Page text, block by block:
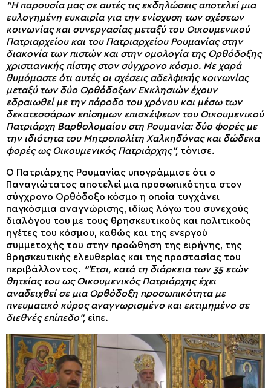
“Η παρουσία μας σε αυτές τις εκδηλώσεις αποτελεί μια
ευλογημένη ευκαιρία για την ενίσχυση των σχέσεων
κοινωνίας και συνεργασίας μεταξύ του Οικουμενικού
Πατριαρχείου και του Πατριαρχείου Ρουμανίας στην
διακονία των πιστών και στην ομολογία της Ορθόδοξης
χριστιανικής πίστης στον σύγχρονο κόσμο. Με χαρά
θυμόμαστε ότι αυτές οι σχέσεις αδελφικής κοινωνίας
μεταξύ των δύο Ορθόδοξων Εκκλησιών έχουν
εδραιωθεί με την πάροδο του χρόνου και μέσω των
δεκατεσσάρων επίσημων επισκέψεων του Οικουμενικού
Πατριάρχη Βαρθολομαίου στη Ρουμανία: δύο φορές με
την ιδιότητα του Μητροπολίτη Χαλκηδόνας και δώδεκα
φορές ως Οικουμενικός Πατριάρχης”, τόνισε.
Ο Πατριάρχης Ρουμανίας υπογράμμισε ότι ο
Παναγιώτατος αποτελεί μια προσωπικότητα στον
σύγχρονο Ορθόδοξο κόσμο η οποία τυγχάνει
παγκόσμια αναγνώρισης, ιδίως λόγω του συνεχούς
διαλόγου του με τους θρησκευτικούς και πολιτικούς
ηγέτες του κόσμου, καθώς και της ενεργού
συμμετοχής του στην προώθηση της ειρήνης, της
θρησκευτικής ελευθερίας και της προστασίας του
περιβάλλοντος. “Έτσι, κατά τη διάρκεια των 35 ετών
θητείας του ως Οικουμενικός Πατριάρχης έχει
αναδειχθεί σε μια Ορθόδοξη προσωπικότητα με
πνευματικό κύρος αναγνωρισμένο και εκτιμημένο σε
διεθνές επίπεδο”, είπε.